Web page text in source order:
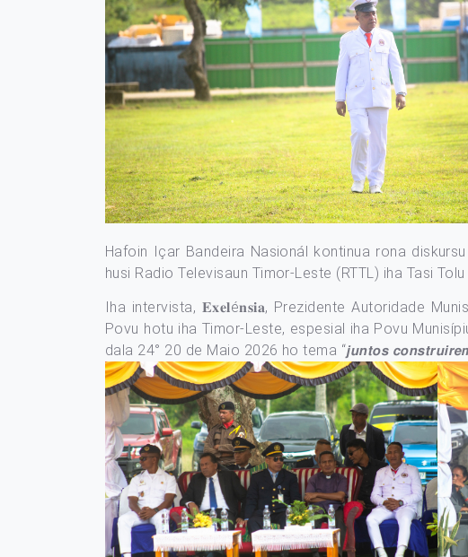
Hafoin Içar Bandeira Nasionál kontinua rona
husi Radio Televisaun Timor-Leste (RTTL) iha Tasi Tolu
Iha intervista, 𝐄𝐱𝐞𝐥é𝐧𝐬𝐢𝐚, Prezidente Autoridade
Povu hotu iha Timor-Leste, espesial iha Povu
dala 24° 20 de Maio 2026 ho tema “𝙟𝙪𝙣𝙩𝙤𝙨